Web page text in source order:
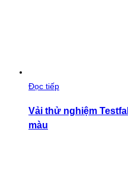
Đọc tiếp
Vải thử nghiệm
màu